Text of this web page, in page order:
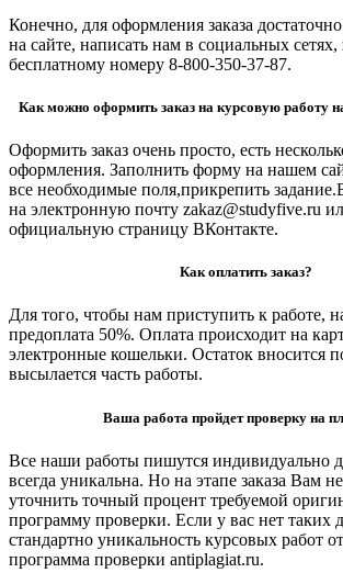
Конечно, для оформления заказа
на сайте, написать нам в социальных
бесплатному номеру 8-800-350-37-87.
Как можно оформить заказ на курсовую работу
Оформить заказ очень просто, есть
оформления. Заполнить форму на нашем
все необходимые поля,прикрепить
на электронную почту zakaz@studyfive.ru
официальную страницу ВКонтакте.
Как оплатить заказ?
Для того, чтобы нам приступить к работе,
предоплата 50%. Оплата происходит на
электронные кошельки. Остаток вносится
высылается часть работы.
Ваша работа пройдет проверку на
Все наши работы пишутся индивидуально
всегда уникальна. Но на этапе заказа Вам
уточнить точный процент требуемой
программу проверки. Если у вас нет таких
стандартно уникальность курсовых работ
программа проверки antiplagiat.ru.